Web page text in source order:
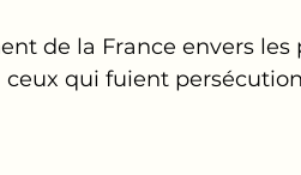
de la France envers
qui fuient